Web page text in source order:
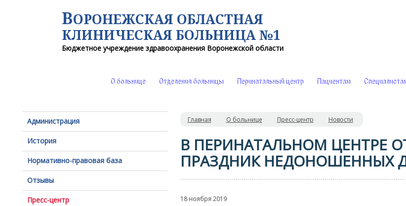
ВОРОНЕЖСКАЯ ОБЛАСТНАЯ
КЛИНИЧЕСКАЯ БОЛЬНИЦА №1
Бюджетное учреждение здравоохранения Воронежской области
О больнице Отделения больницы Перинатальный центр Пациентам
Администрация
История
Нормативно-правовая база
Отзывы
Пресс-центр
Главная О больнице Пресс-центр Новости
В ПЕРИНАТАЛЬНОМ ЦЕНТРЕ
ПРАЗДНИК НЕДОНОШЕННЫХ
18 ноября 2019